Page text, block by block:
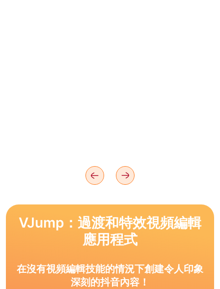
VJump：過渡和特效視頻編輯
應用程式
在沒有視頻編輯技能的情況下創建令人印象
深刻的抖音內容！